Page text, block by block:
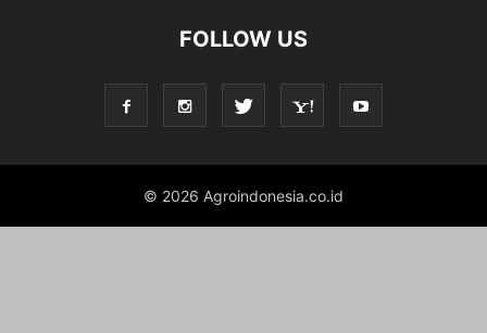
FOLLOW US
© 2026 Agroindonesia.co.id